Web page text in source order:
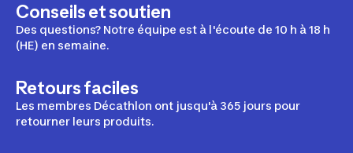
Conseils et soutien
Des questions? Notre équipe est à l'écoute de 10 h à 18 h
(HE) en semaine.
Retours faciles
Les membres Décathlon ont jusqu'à 365 jours pour
retourner leurs produits.